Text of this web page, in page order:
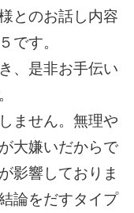
とのお話し内容
です。
、是非お手伝い
ません。無理や
大嫌いだからで
影響しておりま
論をだすタイプ